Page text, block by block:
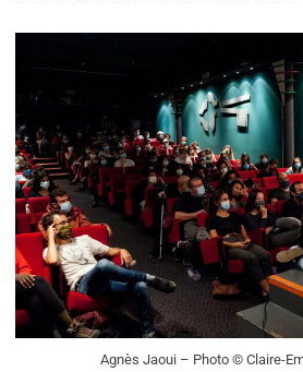
Agnès Jaoui – Photo © Claire-